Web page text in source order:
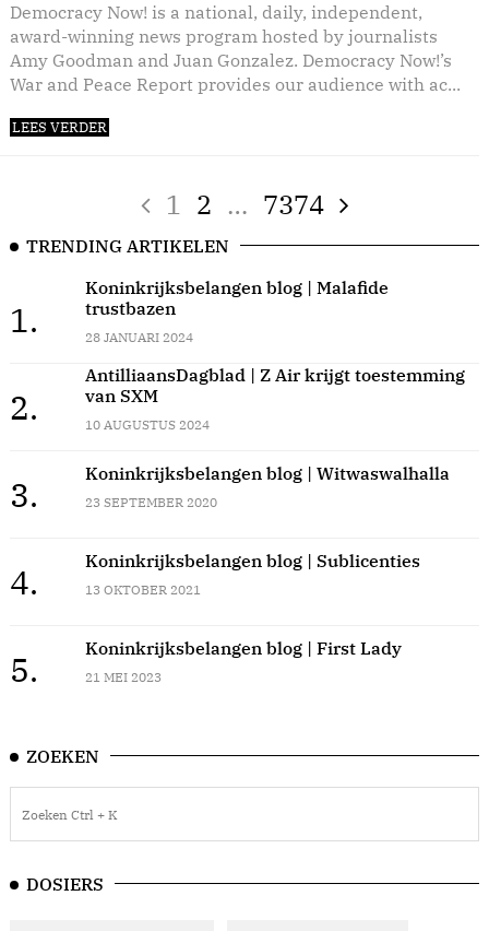
Democracy Now! is a national, daily, independent,
award-winning news program hosted by journalists
Amy Goodman and Juan Gonzalez. Democracy Now!’s
War and Peace Report provides our audience with ac...
LEES VERDER
1 2 … 7374
TRENDING ARTIKELEN
1.
Koninkrijksbelangen blog | Malafide
trustbazen
28 JANUARI 2024
2.
AntilliaansDagblad | Z Air krijgt toestemming
van SXM
10 AUGUSTUS 2024
3.
Koninkrijksbelangen blog | Witwaswalhalla
23 SEPTEMBER 2020
4.
Koninkrijksbelangen blog | Sublicenties
13 OKTOBER 2021
5.
Koninkrijksbelangen blog | First Lady
21 MEI 2023
ZOEKEN
DOSIERS